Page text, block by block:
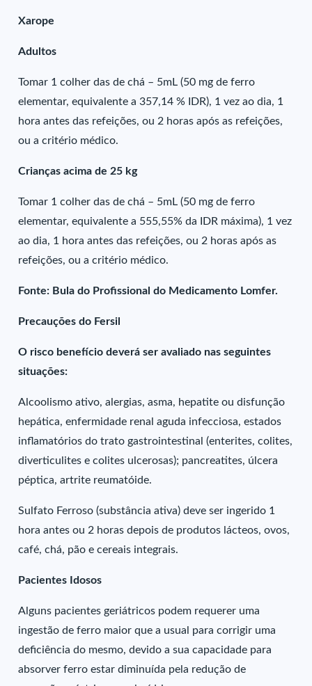
Xarope
Adultos
Tomar 1 colher das de chá – 5mL (50 mg de ferro
elementar, equivalente a 357,14 % IDR), 1 vez ao dia, 1
hora antes das refeições, ou 2 horas após as refeições,
ou a critério médico.
Crianças acima de 25 kg
Tomar 1 colher das de chá – 5mL (50 mg de ferro
elementar, equivalente a 555,55% da IDR máxima), 1 vez
ao dia, 1 hora antes das refeições, ou 2 horas após as
refeições, ou a critério médico.
Fonte: Bula do Profissional do Medicamento Lomfer.
Precauções do Fersil
O risco benefício deverá ser avaliado nas seguintes
situações:
Alcoolismo ativo, alergias, asma, hepatite ou disfunção
hepática, enfermidade renal aguda infecciosa, estados
inflamatórios do trato gastrointestinal (enterites, colites,
diverticulites e colites ulcerosas); pancreatites, úlcera
péptica, artrite reumatóide.
Sulfato Ferroso (substância ativa) deve ser ingerido 1
hora antes ou 2 horas depois de produtos lácteos, ovos,
café, chá, pão e cereais integrais.
Pacientes Idosos
Alguns pacientes geriátricos podem requerer uma
ingestão de ferro maior que a usual para corrigir uma
deficiência do mesmo, devido a sua capacidade para
absorver ferro estar diminuída pela redução de